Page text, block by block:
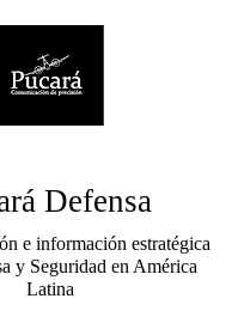
Defensa
e información estratégica
y Seguridad en América
Latina